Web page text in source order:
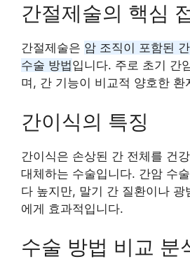
간절제술의 핵심
간절제술은 암 조직이 포함된
수술 방법입니다. 주로 초기 간
며, 간 기능이 비교적 양호한 환
간이식의 특징
간이식은 손상된 간 전체를 건
대체하는 수술입니다. 간암 수
다 높지만, 말기 간 질환이나
에게 효과적입니다.
수술 방법 비교 분